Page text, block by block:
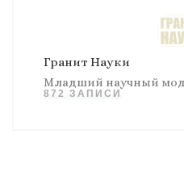
Гранит Науки
Младший научный
872 ЗАПИСИ